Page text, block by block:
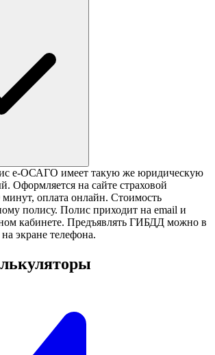
е-ОСАГО имеет такую же юридическую
Оформляется на сайте страховой
оплата онлайн. Стоимость
полису. Полис приходит на email и
кабинете. Предъявлять ГИБДД можно в
экране телефона.